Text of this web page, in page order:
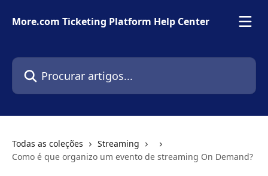
More.com Ticketing Platform Help Center
Procurar artigos...
Todas as coleções
Streaming
Como é que organizo um evento de streaming On Demand?